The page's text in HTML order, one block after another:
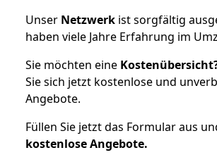
Unser Netzwerk ist sorgfältig
haben viele Jahre Erfahrung im
Sie möchten eine
Sie sich jetzt kostenlose und
Angebote.
Füllen Sie jetzt das Formular aus
kostenloseAngebote.